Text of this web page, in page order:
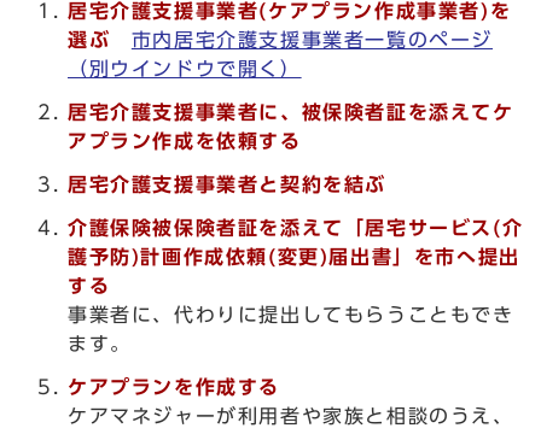
居宅介護支援事業者(ケアプラン作成事業者)を
選ぶ 市内居宅介護支援事業者一覧のページ
（別ウインドウで開く）
居宅介護支援事業者に、被保険者証を添えてケ
アプラン作成を依頼する
居宅介護支援事業者と契約を結ぶ
介護保険被保険者証を添えて「居宅サービス(介
護予防)計画作成依頼(変更)届出書」を市へ提出
する
事業者に、代わりに提出してもらうこともでき
ます。
ケアプランを作成する
ケアマネジャーが利用者や家族と相談のうえ、